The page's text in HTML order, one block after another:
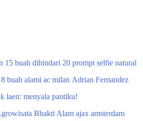
15 buah dihindari 20 prompt selfie natural
8 buah alami ac milan Adrian Fernandez
laen: menyala pantiku!
Bhakti Alam ajax amsterdam